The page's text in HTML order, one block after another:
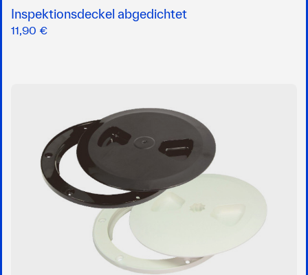
Inspektionsdeckel abgedichtet
11,90 €